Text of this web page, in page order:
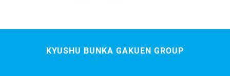
KYUSHU BUNKA GAKUEN GROUP